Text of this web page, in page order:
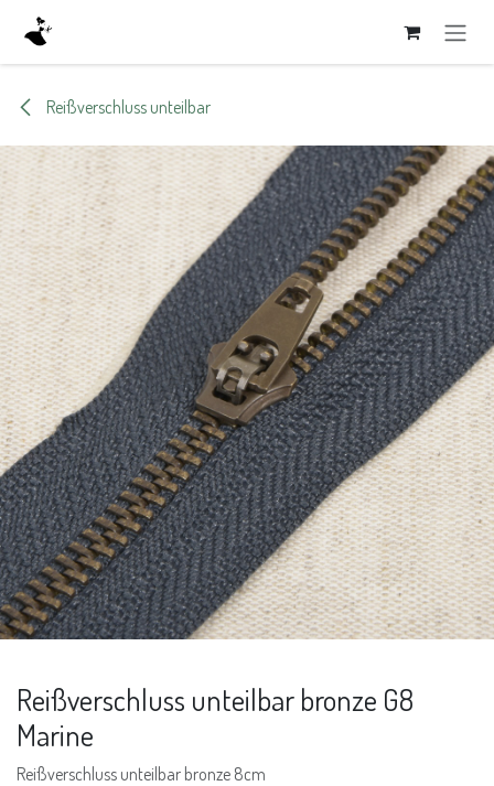
Zum Inhalt springen
Reißverschluss unteilbar
Reißverschluss unteilbar bronze G8
Marine
Reißverschluss unteilbar bronze 8cm